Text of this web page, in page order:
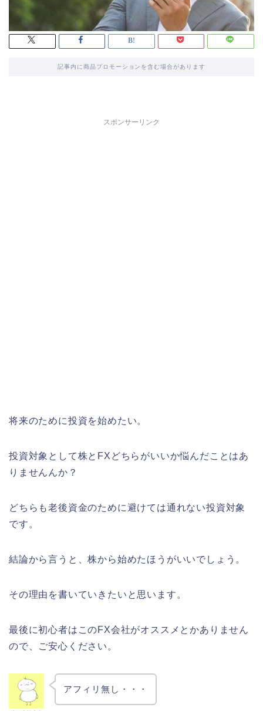
記事内に商品プロモーションを含む場合があります
スポンサーリンク
将来のために投資を始めたい。
投資対象として株とFXどちらがいいか悩んだことはあ
りませんんか？
どちらも老後資金のために避けては通れない投資対象
です。
結論から言うと、株から始めたほうがいいでしょう。
その理由を書いていきたいと思います。
最後に初心者はこのFX会社がオススメとかありません
ので、ご安心ください。
アフィリ無し・・・